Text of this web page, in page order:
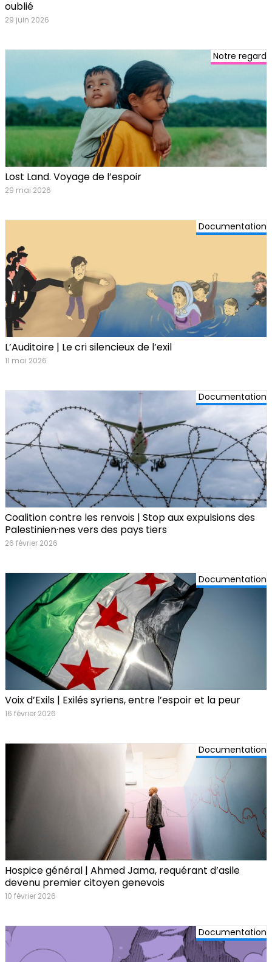
oublié
29 juin 2026
Notre regard
Lost Land. Voyage de l’espoir
29 mai 2026
Documentation
L’Auditoire | Le cri silencieux de l’exil
11 mai 2026
Documentation
Coalition contre les renvois | Stop aux expulsions des
Palestinien·nes vers des pays tiers
26 février 2026
Documentation
Voix d’Exils | Exilés syriens, entre l’espoir et la peur
16 février 2026
Documentation
Hospice général | Ahmed Jama, requérant d’asile
devenu premier citoyen genevois
10 février 2026
Documentation